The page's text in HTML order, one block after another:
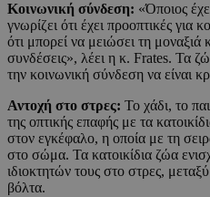
Κοινωνική σύνδεση: «Όποιος
γνωρίζει ότι έχει προοπτικές για
ότι μπορεί να μειώσει τη μοναξιά
συνδέσεις», λέει η κ. Frates. Τα
την κοινωνική σύνδεση να είναι
Αντοχή στο στρες: Το χάδι, το
της οπτικής επαφής με τα
στον εγκέφαλο, η οποία με τη
στο σώμα. Τα κατοικίδια ζώα
ιδιοκτητών τους στο στρες,
βόλτα.